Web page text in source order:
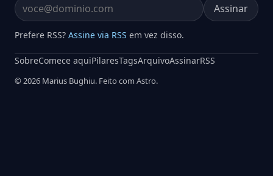
Email address Assinar
Prefere RSS? Assine via RSS em vez disso.
SobreComece aquiPilaresTagsArquivoAssinarRSS
© 2026 Marius Bughiu. Feito com Astro.